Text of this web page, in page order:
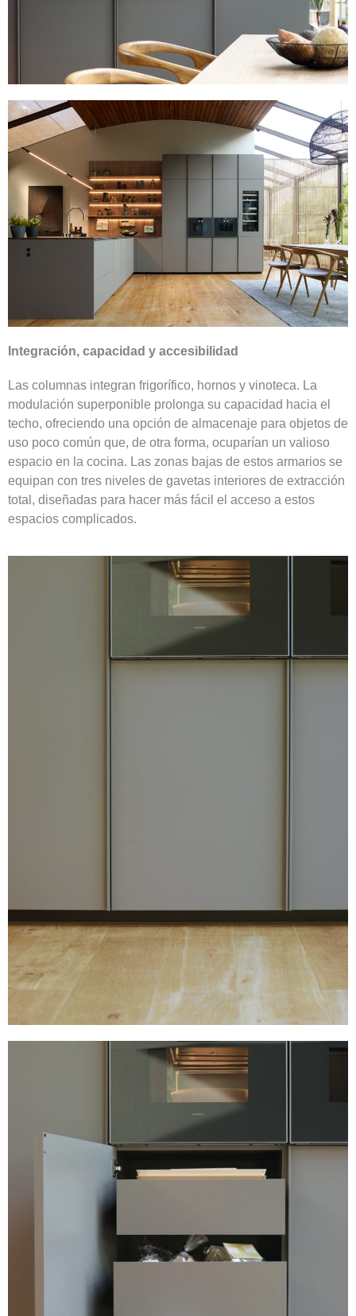
Integración, capacidad y accesibilidad
Las columnas integran frigorífico, hornos y vinoteca. La
modulación superponible prolonga su capacidad hacia el
techo, ofreciendo una opción de almacenaje para objetos de
uso poco común que, de otra forma, ocuparían un valioso
espacio en la cocina. Las zonas bajas de estos armarios se
equipan con tres niveles de gavetas interiores de extracción
total, diseñadas para hacer más fácil el acceso a estos
espacios complicados.